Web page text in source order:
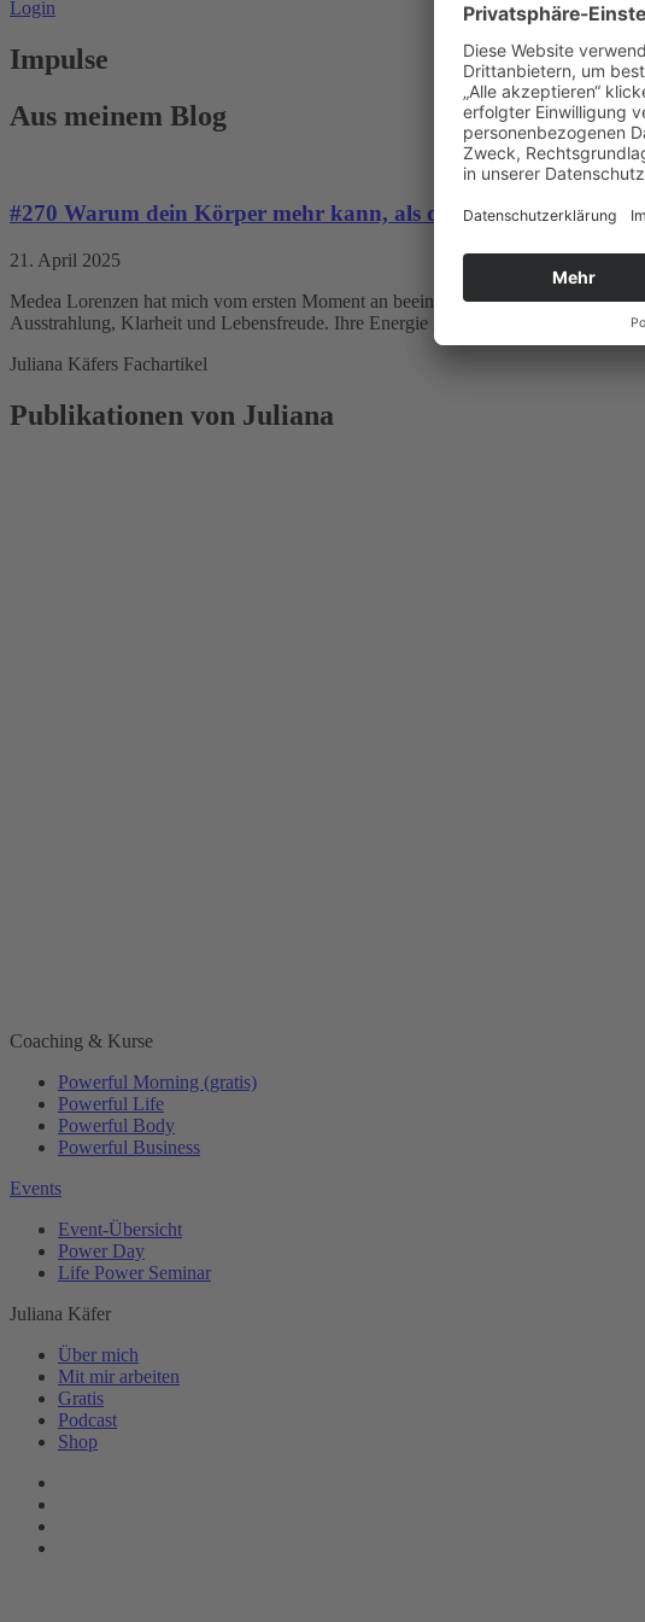
Login
Impulse
Aus meinem Blog
#270 Warum dein Körper mehr kann, als du glaubst – Medea
21. April 2025
Medea Lorenzen hat mich vom ersten Moment an beeindruckt – nicht nur durch
Ausstrahlung, Klarheit und Lebensfreude. Ihre Energie ist ansteckend – und sie
Juliana Käfers Fachartikel
Publikationen von Juliana
Coaching & Kurse
Powerful Morning (gratis)
Powerful Life
Powerful Body
Powerful Business
Events
Event-Übersicht
Power Day
Life Power Seminar
Juliana Käfer
Über mich
Mit mir arbeiten
Gratis
Podcast
Shop